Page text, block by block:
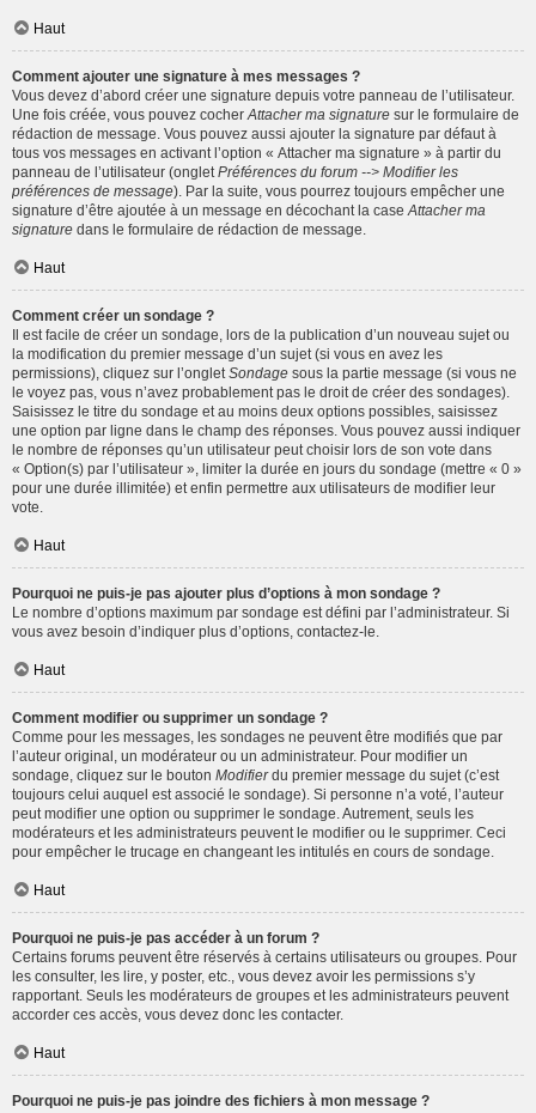
Haut
Comment ajouter une signature à mes messages ?
Vous devez d’abord créer une signature depuis votre panneau de l’utilisateur.
Une fois créée, vous pouvez cocher Attacher ma signature sur le formulaire de
rédaction de message. Vous pouvez aussi ajouter la signature par défaut à
tous vos messages en activant l’option « Attacher ma signature » à partir du
panneau de l’utilisateur (onglet Préférences du forum --> Modifier les
préférences de message). Par la suite, vous pourrez toujours empêcher une
signature d’être ajoutée à un message en décochant la case Attacher ma
signature dans le formulaire de rédaction de message.
Haut
Comment créer un sondage ?
Il est facile de créer un sondage, lors de la publication d’un nouveau sujet ou
la modification du premier message d’un sujet (si vous en avez les
permissions), cliquez sur l’onglet Sondage sous la partie message (si vous ne
le voyez pas, vous n’avez probablement pas le droit de créer des sondages).
Saisissez le titre du sondage et au moins deux options possibles, saisissez
une option par ligne dans le champ des réponses. Vous pouvez aussi indiquer
le nombre de réponses qu’un utilisateur peut choisir lors de son vote dans
« Option(s) par l’utilisateur », limiter la durée en jours du sondage (mettre « 0 »
pour une durée illimitée) et enfin permettre aux utilisateurs de modifier leur
vote.
Haut
Pourquoi ne puis-je pas ajouter plus d’options à mon sondage ?
Le nombre d’options maximum par sondage est défini par l’administrateur. Si
vous avez besoin d’indiquer plus d’options, contactez-le.
Haut
Comment modifier ou supprimer un sondage ?
Comme pour les messages, les sondages ne peuvent être modifiés que par
l’auteur original, un modérateur ou un administrateur. Pour modifier un
sondage, cliquez sur le bouton Modifierdu premier message du sujet (c’est
toujours celui auquel est associé le sondage). Si personne n’a voté, l’auteur
peut modifier une option ou supprimer le sondage. Autrement, seuls les
modérateurs et les administrateurs peuvent le modifier ou le supprimer. Ceci
pour empêcher le trucage en changeant les intitulés en cours de sondage.
Haut
Pourquoi ne puis-je pas accéder à un forum ?
Certains forums peuvent être réservés à certains utilisateurs ou groupes. Pour
les consulter, les lire, y poster, etc., vous devez avoir les permissions s’y
rapportant. Seuls les modérateurs de groupes et les administrateurs peuvent
accorder ces accès, vous devez donc les contacter.
Haut
Pourquoi ne puis-je pas joindre des fichiers à mon message ?